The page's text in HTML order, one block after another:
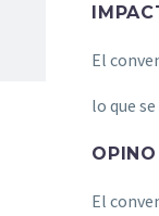
El
lo que
El